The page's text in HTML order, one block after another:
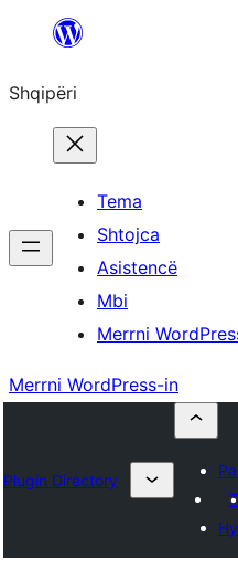
Hidhu
lënda
Shqipëri
Tema
Shtojca
Asistencë
Mbi
Merrni
Merrni WordPress-in
Plugin Directory